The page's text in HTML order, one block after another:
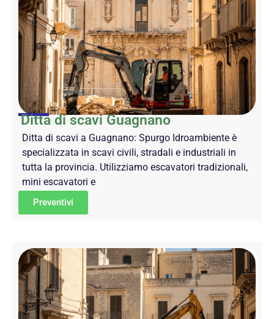
Ditta di scavi Guagnano
Ditta di scavi a Guagnano: Spurgo Idroambiente è
specializzata in scavi civili, stradali e industriali in
tutta la provincia. Utilizziamo escavatori tradizionali,
mini escavatori e
Preventivi